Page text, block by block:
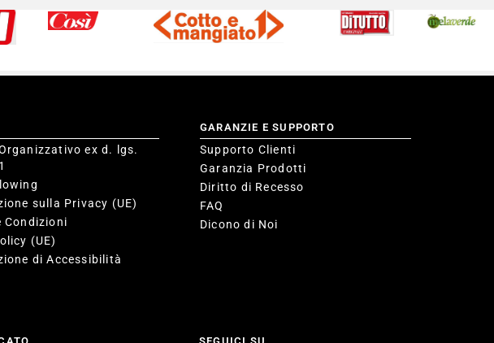
ex d. lgs.
sulla Privacy (UE)
Condizioni
(UE)
di Accessibilità
GARANZIE E SUPPORTO
Supporto Clienti
Garanzia Prodotti
Diritto di Recesso
FAQ
Dicono di Noi